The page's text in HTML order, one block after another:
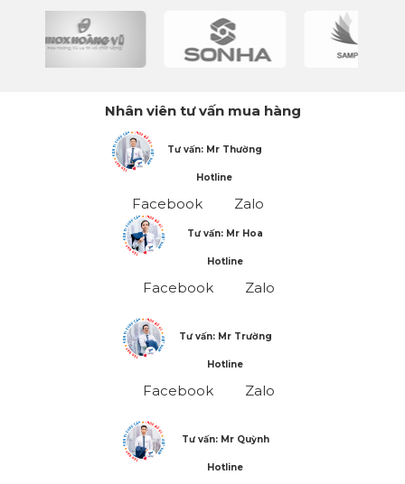
Nhân viên tư vấn mua hàng
Tư vấn: Mr Thường
Hotline
Facebook Zalo
Tư vấn: Mr Hoa
Hotline
Facebook Zalo
Tư vấn: Mr Trường
Hotline
Facebook Zalo
Tư vấn: Mr Quỳnh
Hotline